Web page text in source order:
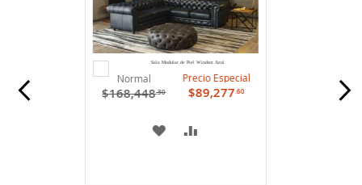
Sala Modular de Piel Windsor Azul
Normal
$168,448.30
Precio Especial
$89,277.60
carrito